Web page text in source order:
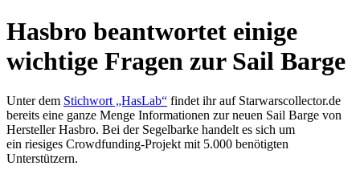
Hasbro beantwortet einige
wichtige Fragen zur Sail Barge
Unter dem Stichwort „HasLab“ findet ihr auf Starwarscollector.de
bereits eine ganze Menge Informationen zur neuen Sail Barge von
Hersteller Hasbro. Bei der Segelbarke handelt es sich um
ein riesiges Crowdfunding-Projekt mit 5.000 benötigten
Unterstützern.